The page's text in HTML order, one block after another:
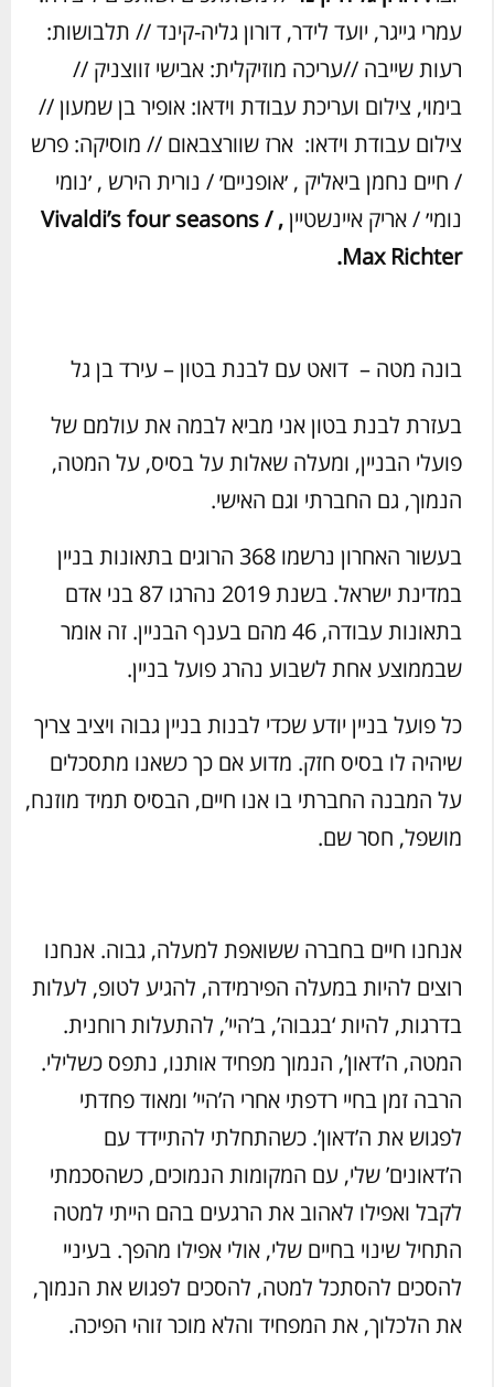
עמרי גייגר, יועד לידר, דורון גליה-קינד // תלבושות:
רעות שייבה //עריכה מוזיקלית: אבישי זווצניק //
בימוי, צילום ועריכת עבודת וידאו: אופיר בן שמעון //
צילום עבודת וידאו: ארז שוורצבאום // מוסיקה: פרש
/ חיים נחמן ביאליק , ׳אופניים׳ / נורית הירש , ׳נומי
נומי׳ / אריק איינשטיין,
Vivaldi’s four seasons /
Max Richter
.
בונה מטה – דואט עם לבנת בטון – עירד בן גל
בעזרת לבנת בטון אני מביא לבמה את עולמם של
פועלי הבניין, ומעלה שאלות על בסיס, על המטה,
הנמוך, גם החברתי וגם האישי.
בעשור האחרון נרשמו 368 הרוגים בתאונות בניין
במדינת ישראל. בשנת 2019 נהרגו 87 בני אדם
בתאונות עבודה, 46 מהם בענף הבניין. זה אומר
שבממוצע אחת לשבוע נהרג פועל בניין.
כל פועל בניין יודע שכדי לבנות בניין גבוה ויציב צריך
שיהיה לו בסיס חזק. מדוע אם כך כשאנו מתסכלים
על המבנה החברתי בו אנו חיים, הבסיס תמיד מוזנח,
מושפל, חסר שם.
אנחנו חיים בחברה ששואפת למעלה, גבוה. אנחנו
רוצים להיות במעלה הפירמידה, להגיע לטופ, לעלות
בדרגות, להיות ‘בגבוה’, ב’היי’, להתעלות רוחנית.
המטה, ה’דאון’, הנמוך מפחיד אותנו, נתפס כשלילי.
הרבה זמן בחיי רדפתי אחרי ה’היי’ ומאוד פחדתי
לפגוש את ה’דאון’. כשהתחלתי להתיידד עם
ה’דאונים’ שלי, עם המקומות הנמוכים, כשהסכמתי
לקבל ואפילו לאהוב את הרגעים בהם הייתי למטה
התחיל שינוי בחיים שלי, אולי אפילו מהפך. בעיניי
להסכים להסתכל למטה, להסכים לפגוש את הנמוך,
את הלכלוך, את המפחיד והלא מוכר זוהי הפיכה.